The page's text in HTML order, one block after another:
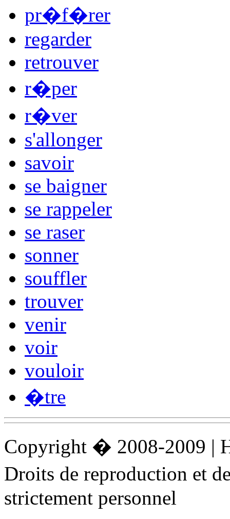
pr�f�rer
regarder
retrouver
r�per
r�ver
s'allonger
savoir
se baigner
se rappeler
se raser
sonner
souffler
trouver
venir
voir
vouloir
�tre
Copyright � 2008-2009 |
Droits de reproduction et
strictement personnel